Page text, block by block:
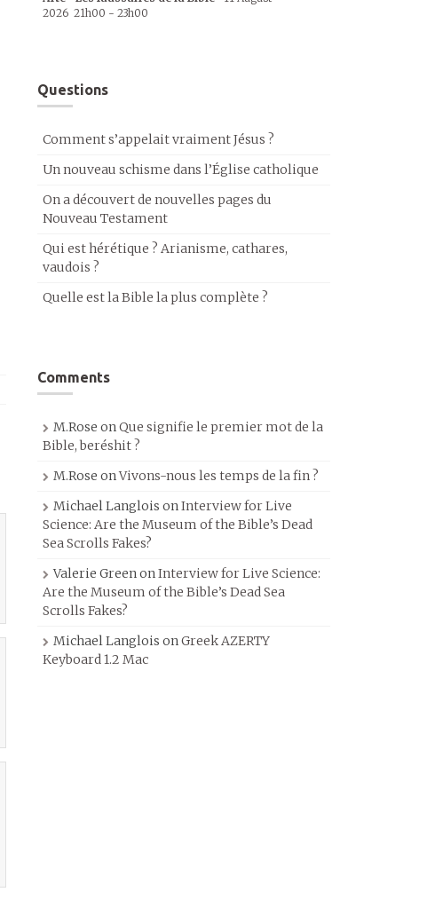
2026 21h00 - 23h00
Questions
Comment s’appelait vraiment Jésus ?
Un nouveau schisme dans l’Église catholique
On a découvert de nouvelles pages du
Nouveau Testament
Qui est hérétique ? Arianisme, cathares,
vaudois ?
Quelle est la Bible la plus complète ?
Comments
M.Rose onQue signifie le premier mot de la
Bible, beréshit ?
M.Rose onVivons-nous les temps de la fin ?
Michael Langlois onInterview for Live
Science: Are the Museum of the Bible’s Dead
Sea Scrolls Fakes?
Valerie GreenonInterview for Live Science:
Are the Museum of the Bible’s Dead Sea
Scrolls Fakes?
Michael Langlois onGreek AZERTY
Keyboard 1.2 Mac